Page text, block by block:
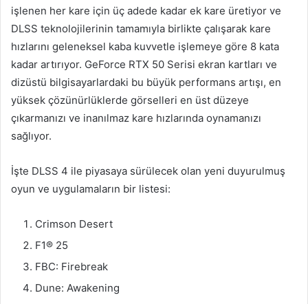
işlenen her kare için üç adede kadar ek kare üretiyor ve
DLSS teknolojilerinin tamamıyla birlikte çalışarak kare
hızlarını geleneksel kaba kuvvetle işlemeye göre 8 kata
kadar artırıyor. GeForce RTX 50 Serisi ekran kartları ve
dizüstü bilgisayarlardaki bu büyük performans artışı, en
yüksek çözünürlüklerde görselleri en üst düzeye
çıkarmanızı ve inanılmaz kare hızlarında oynamanızı
sağlıyor.
İşte DLSS 4 ile piyasaya sürülecek olan yeni duyurulmuş
oyun ve uygulamaların bir listesi:
Crimson Desert
F1® 25
FBC: Firebreak
Dune: Awakening